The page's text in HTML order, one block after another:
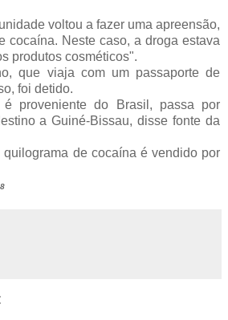
voltou a fazer uma apreensão,
cocaína. Neste caso, a droga estava
produtos cosméticos".
que viaja com um passaporte de
foi detido.
proveniente do Brasil, passa por
a Guiné-Bissau, disse fonte da
quilograma de cocaína é vendido por